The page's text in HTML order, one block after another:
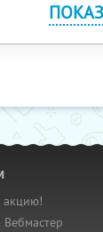
акцию!
Вебмастер